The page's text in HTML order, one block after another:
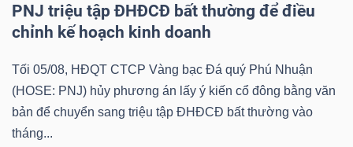
PNJ triệu tập ĐHĐCĐ bất thường để điều
chỉnh kế hoạch kinh doanh
Tối 05/08, HĐQT CTCP Vàng bạc Đá quý Phú Nhuận
(HOSE: PNJ) hủy phương án lấy ý kiến cổ đông bằng văn
bản để chuyển sang triệu tập ĐHĐCĐ bất thường vào
tháng...